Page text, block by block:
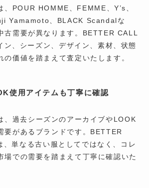
POUR HOMME、FEMME、Y’s、
Yamamoto、BLACK Scandalな
古需要が異なります。BETTER CALL
ン、シーズン、デザイン、素材、状態
の価値を踏まえて査定いたします。
使用アイテムも丁寧に確認
過去シーズンのアーカイブやLOOK
要があるブランドです。BETTER
単なる古い服としてではなく、コレ
場での需要を踏まえて丁寧に確認いた